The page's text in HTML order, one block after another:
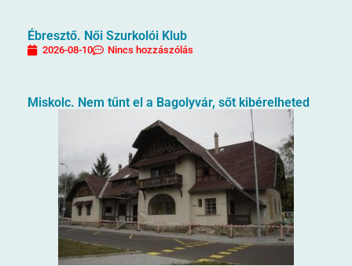
Ébresztő. Női Szurkolói Klub
2026-08-10 Nincs hozzászólás
Miskolc. Nem tűnt el a Bagolyvár, sőt kibérelheted